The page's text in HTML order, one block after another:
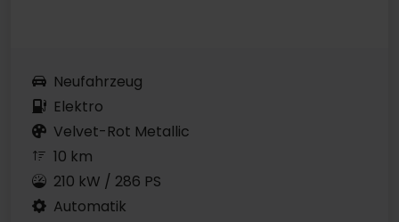
Neufahrzeug
Elektro
Velvet-Rot Metallic
10 km
210 kW / 286 PS
Automatik